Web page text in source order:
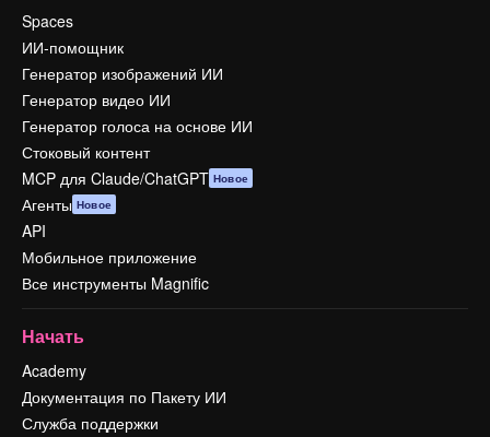
Spaces
ИИ-помощник
Генератор изображений ИИ
Генератор видео ИИ
Генератор голоса на основе ИИ
Стоковый контент
MCP для Claude/ChatGPT Новое
Агенты Новое
API
Мобильное приложение
Все инструменты Magnific
Начать
Academy
Документация по Пакету ИИ
Служба поддержки